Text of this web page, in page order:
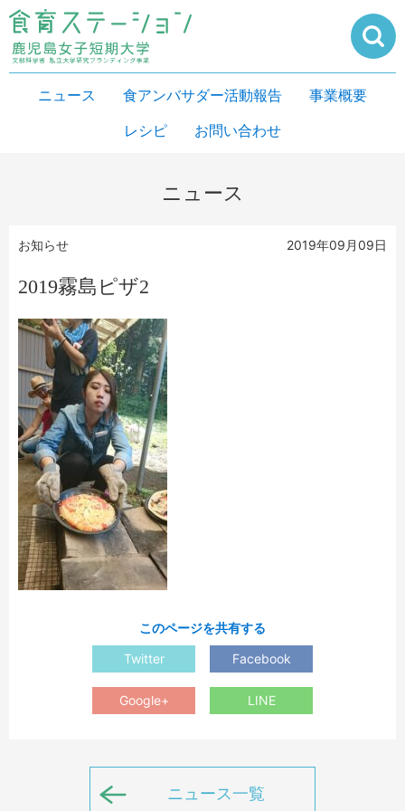
ニュース 食アンバサダー活動報告
事業概要
レシピ
お問い合わせ
ニュース
お知らせ 2019年09月09日
2019霧島ピザ2
このページを共有する
Twitter
Facebook
Google+ LINE
ニュース一覧